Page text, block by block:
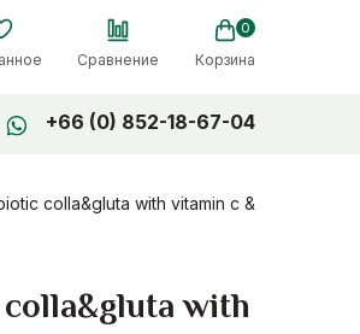
Сравнение
0
Корзина
+66 (0) 852-18-67-04
colla&gluta with vitamin c &
with